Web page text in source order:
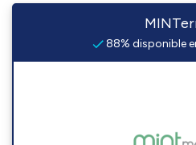
88% disponible